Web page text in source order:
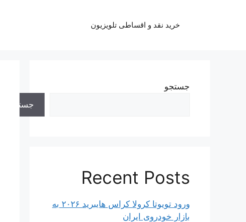
خرید نقد و اقساطی تلویزیون
جستجو
جستجو
Recent Posts
ورود تویوتا کرولا کراس هایبرید ۲۰۲۶ به
بازار خودروی ایران